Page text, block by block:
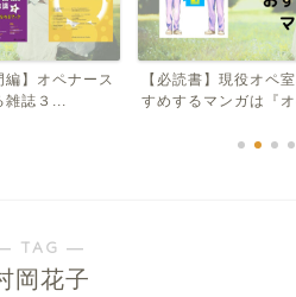
ス
【必読書】現役オペ室看護師がおす
すめするマンガは『オペ看...
TAG ―
岡花子